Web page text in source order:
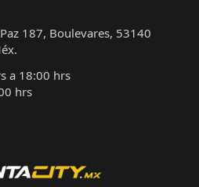
187, Boulevares, 53140
a 18:00 hrs
hrs